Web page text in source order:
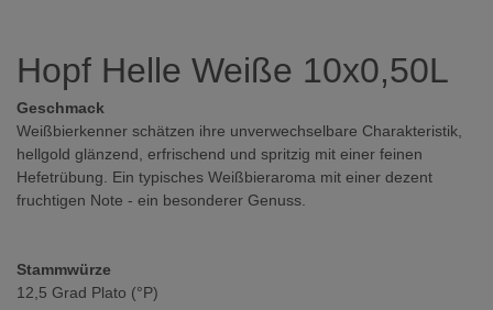
Hopf Helle Weiße 10x0,50L
Geschmack
Weißbierkenner schätzen ihre unverwechselbare Charakteristik,
hellgold glänzend, erfrischend und spritzig mit einer feinen
Hefetrübung. Ein typisches Weißbieraroma mit einer dezent
fruchtigen Note - ein besonderer Genuss.
Stammwürze
12,5 Grad Plato (°P)